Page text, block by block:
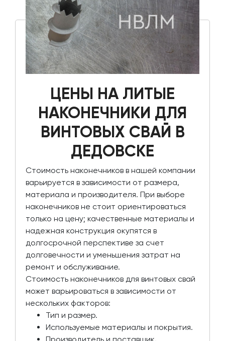
ЦЕНЫ НА ЛИТЫЕ
НАКОНЕЧНИКИ ДЛЯ
ВИНТОВЫХ СВАЙ В
ДЕДОВСКЕ
Стоимость наконечников в нашей компании
варьируется в зависимости от размера,
материала и производителя. При выборе
наконечников не стоит ориентироваться
только на цену; качественные материалы и
надежная конструкция окупятся в
долгосрочной перспективе за счет
долговечности и уменьшения затрат на
ремонт и обслуживание.
Стоимость наконечников для винтовых свай
может варьироваться в зависимости от
нескольких факторов:
Тип и размер.
Используемые материалы и покрытия.